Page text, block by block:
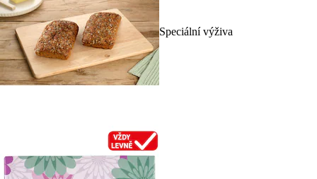
Speciální výživa